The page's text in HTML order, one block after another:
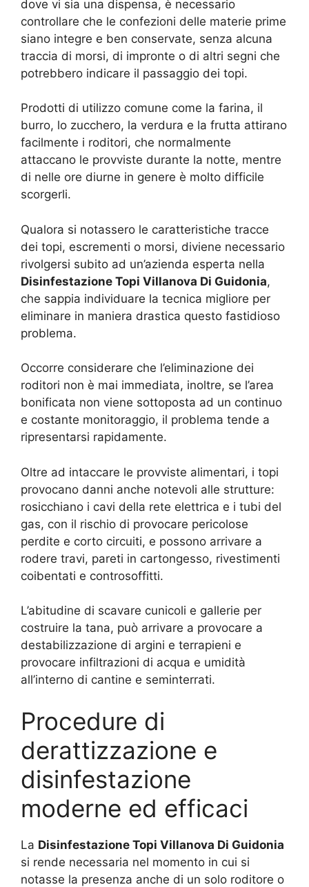
dove vi sia una dispensa, è necessario
controllare che le confezioni delle materie prime
siano integre e ben conservate, senza alcuna
traccia di morsi, di impronte o di altri segni che
potrebbero indicare il passaggio dei topi.
Prodotti di utilizzo comune come la farina, il
burro, lo zucchero, la verdura e la frutta attirano
facilmente i roditori, che normalmente
attaccano le provviste durante la notte, mentre
di nelle ore diurne in genere è molto difficile
scorgerli.
Qualora si notassero le caratteristiche tracce
dei topi, escrementi o morsi, diviene necessario
rivolgersi subito ad un’azienda esperta nella
Disinfestazione Topi Villanova Di Guidonia,
che sappia individuare la tecnica migliore per
eliminare in maniera drastica questo fastidioso
problema.
Occorre considerare che l’eliminazione dei
roditori non è mai immediata, inoltre, se l’area
bonificata non viene sottoposta ad un continuo
e costante monitoraggio, il problema tende a
ripresentarsi rapidamente.
Oltre ad intaccare le provviste alimentari, i topi
provocano danni anche notevoli alle strutture:
rosicchiano i cavi della rete elettrica e i tubi del
gas, con il rischio di provocare pericolose
perdite e corto circuiti, e possono arrivare a
rodere travi, pareti in cartongesso, rivestimenti
coibentati e controsoffitti.
L’abitudine di scavare cunicoli e gallerie per
costruire la tana, può arrivare a provocare a
destabilizzazione di argini e terrapieni e
provocare infiltrazioni di acqua e umidità
all’interno di cantine e seminterrati.
Procedure di
derattizzazione e
disinfestazione
moderne ed efficaci
La Disinfestazione Topi Villanova Di Guidonia
si rende necessaria nel momento in cui si
notasse la presenza anche di un solo roditore o